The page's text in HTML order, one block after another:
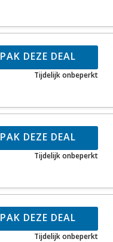
PAK DEZE DEAL
Tijdelijk onbeperkt
PAK DEZE DEAL
Tijdelijk onbeperkt
PAK DEZE DEAL
Tijdelijk onbeperkt